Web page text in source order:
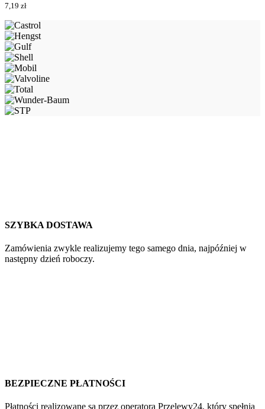
7,19 zł
SZYBKA DOSTAWA
Zamówienia zwykle realizujemy tego samego dnia, najpóźniej w
następny dzień roboczy.
BEZPIECZNE PŁATNOŚCI
Płatności realizowane są przez operatora Przelewy24, który spełnia